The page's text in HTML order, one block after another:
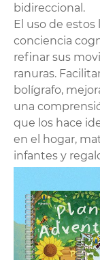
bidireccional.
El uso de estos
conciencia
refinar sus
ranuras.
bolígrafo,
una
que los hace
en el hogar,
infantes y